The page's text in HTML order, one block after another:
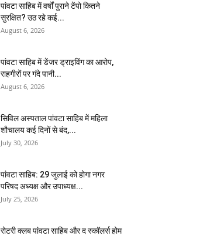
पांवटा साहिब में वर्षों पुराने टेंपो कितने
सुरक्षित? उठ रहे कई...
August 6, 2026
पांवटा साहिब में डेंजर ड्राइविंग का आरोप,
राहगीरों पर गंदे पानी...
August 6, 2026
सिविल अस्पताल पांवटा साहिब में महिला
शौचालय कई दिनों से बंद,...
July 30, 2026
पांवटा साहिब: 29 जुलाई को होगा नगर
परिषद अध्यक्ष और उपाध्यक्ष...
July 25, 2026
​रोटरी क्लब पांवटा साहिब और द स्कॉलर्स होम